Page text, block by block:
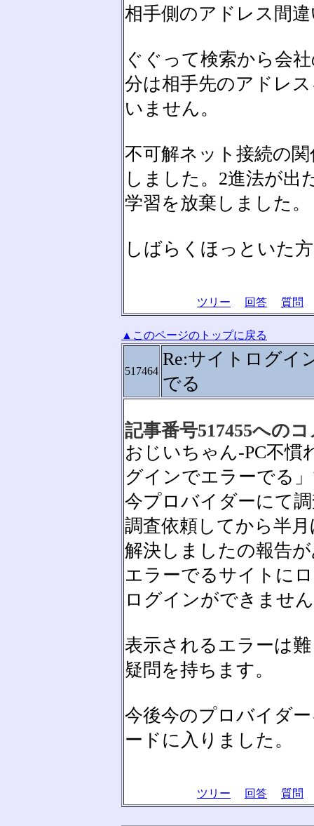
相手側のアドレス間
ぐぐって検索から会
分は相手先のアドレ
いません。
不可解ネット接続の
しました。2進法が出
学習を放棄しました。
しばらくほっといた
ツリー 回答 質問
▲このページのトップに戻る
517464
Re:サイトログイ
でる
記事番号517455への
おじいちゃん-PC不慣
グインでエラーでる
今プロバイダーにて
調査依頼してから半
解決しましたの報告
エラーでるサイトに
ログインができませ
表示されるエラーは
疑問を持ちます。
今後今のプロバイダ
ードに入りました。
ツリー 回答 質問